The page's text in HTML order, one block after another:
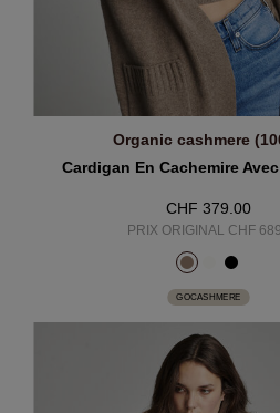
AJOUTER AU
Organic cashmere
Cardigan En Cachemire
CHF 379.00
PRIX ORIGINAL CHF
GOCASHMERE